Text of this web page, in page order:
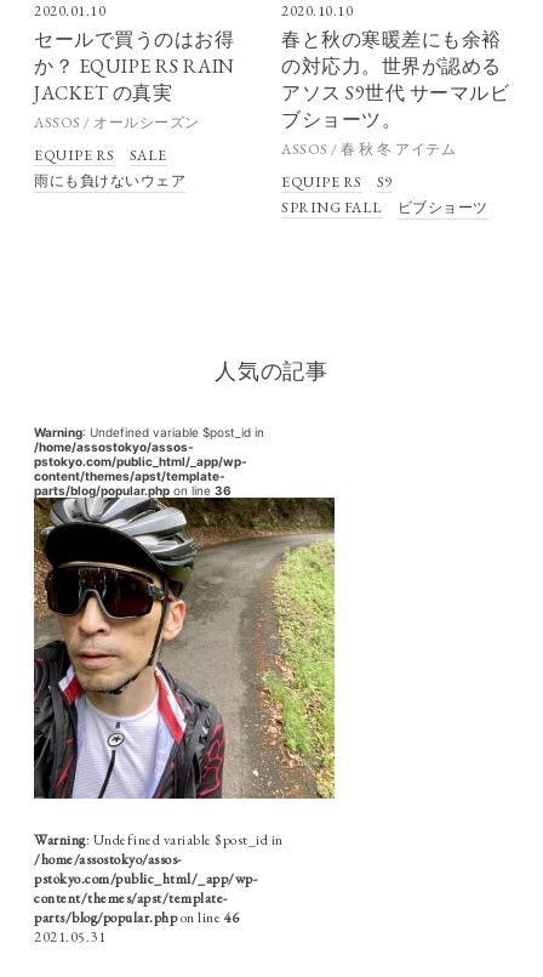
2020.01.10
セールで買うのはお得
か？ EQUIPE RS RAIN
JACKET の真実
ASSOS / オールシーズン
EQUIPE RS
SALE
雨にも負けないウェア
2020.10.10
春と秋の寒暖差にも余裕
の対応力。世界が認める
アソス S9世代 サーマルビ
ブショーツ。
ASSOS / 春 秋 冬 アイテム
EQUIPE RS
S9
SPRING FALL
ビブショーツ
人気の記事
Warning: Undefined variable $post_id in
/home/assostokyo/assos-
pstokyo.com/public_html/_app/wp-
content/themes/apst/template-
parts/blog/popular.php on line 36
Warning: Undefined variable $post_id in
/home/assostokyo/assos-
pstokyo.com/public_html/_app/wp-
content/themes/apst/template-
parts/blog/popular.phpon line 46
2021.05.31